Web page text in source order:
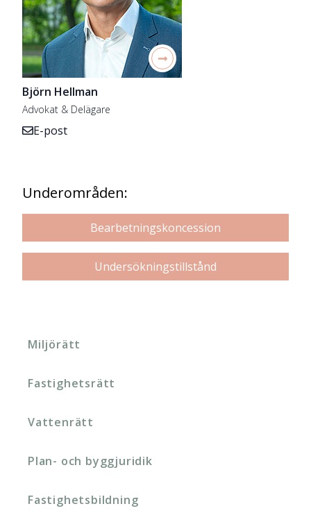
Björn Hellman
Advokat & Delägare
E-post
Underområden:
Bearbetningskoncession
Undersökningstillstånd
Miljörätt
Fastighetsrätt
Vattenrätt
Plan- och byggjuridik
Fastighetsbildning